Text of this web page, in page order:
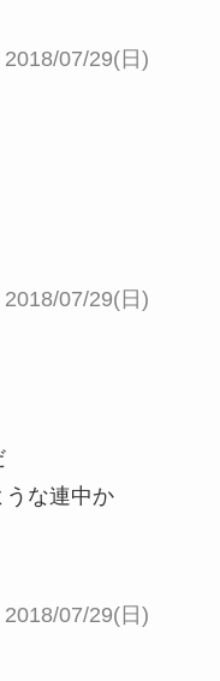
2018/07/29(日)
2018/07/29(日)
な連中か
2018/07/29(日)